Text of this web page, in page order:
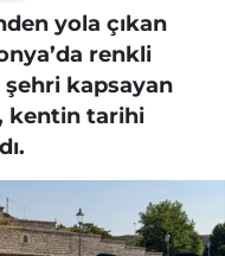
yola çıkan
renkli
şehri kapsayan
kentin tarihi